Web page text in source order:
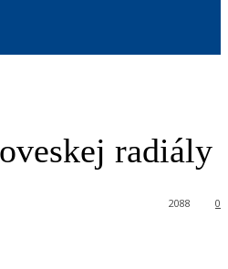
radiály
0
2088